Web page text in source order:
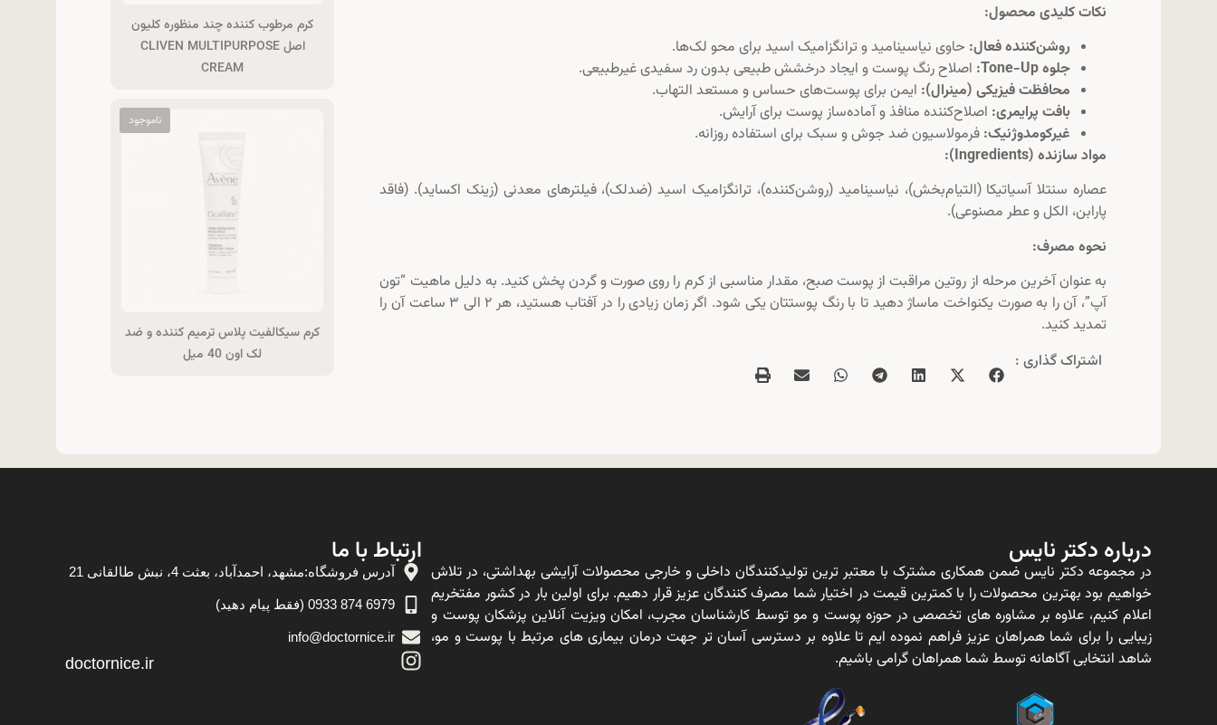
نکات کلیدی محصول:
روشن‌کننده فعال: حاوی نیاسینامید و ترانگزامیک اسید برای محو لک‌ها.
جلوه Tone-Up:
اصلاح رنگ پوست و ایجاد درخشش طبیعی بدون رد سفیدی غیرطبیعی.
محافظت فیزیکی (مینرال): ایمن برای پوست‌های حساس و مستعد التهاب.
بافت پرایمری: اصلاح‌کننده منافذ و آماده‌ساز پوست برای آرایش.
غیرکومدوژنیک: فرمولاسیون ضد جوش و سبک برای استفاده روزانه.
مواد سازنده (Ingredients):
عصاره سنتلا آسیاتیکا (التیام‌بخش)، نیاسینامید (روشن‌کننده)، ترانگزامیک اسید (ضدلک)، فیلترهای معدنی (زینک اکساید). (فاقد
پارابن، الکل و عطر مصنوعی).
نحوه مصرف:
به عنوان آخرین مرحله از روتین مراقبت از پوست صبح، مقدار مناسبی از کرم را روی صورت و گردن پخش کنید. به دلیل ماهیت “تون
آپ”، آن را به صورت یکنواخت ماساژ دهید تا با رنگ پوستتان یکی شود. اگر زمان زیادی را در آفتاب هستید، هر ۲ الی ۳ ساعت آن را
تمدید کنید.
اشتراک گذاری :
کرم مرطوب کننده چند منظوره کلیون
اصل CLIVEN MULTIPURPOSE
CREAM
کرم سیکالفیت پلاس ترمیم کننده و ضد
لک اون 40 میل
درباره دکتر نایس
در مجموعه دکتر نایس ضمن همکاری مشترک با معتبر ترین تولیدکنندگان داخلی و خارجی محصولات آرایشی بهداشتی، در تلاش
خواهیم بود بهترین محصولات را با کمترین قیمت در اختیار شما مصرف کنندگان عزیز قرار دهیم. برای اولین بار در کشور مفتخریم
اعلام کنیم، علاوه بر مشاوره های تخصصی در حوزه پوست و مو توسط کارشناسان مجرب، امکان ویزیت آنلاین پزشکان پوست و
زیبایی را برای شما همراهان عزیز فراهم نموده ایم تا علاوه بر دسترسی آسان تر جهت درمان بیماری های مرتبط با پوست و مو،
شاهد انتخابی آگاهانه توسط شما همراهان گرامی باشیم.
ارتباط با ما
آدرس فروشگاه:مشهد، احمدآباد، بعثت 4، نبش طالقانی 21
6979 874 0933 (فقط پیام دهید)
info@doctornice.ir
doctornice.ir